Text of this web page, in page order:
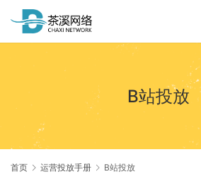
B站投放
首页 运营投放手册 B站投放